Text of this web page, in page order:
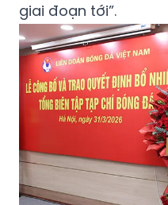
giai đoạn tới”.